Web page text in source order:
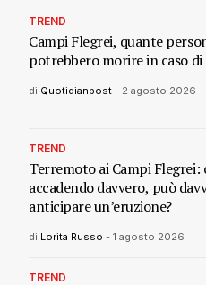
TREND
Campi Flegrei, quante
potrebbero morire in caso di
di Quotidianpost - 2 agosto 2026
TREND
Terremoto ai Campi Flegrei:
accadendo davvero, può
anticipare un’eruzione?
di Lorita Russo - 1 agosto 2026
TREND